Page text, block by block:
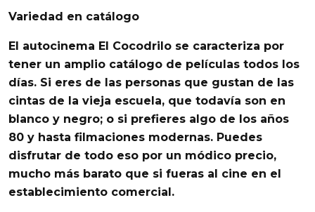
Variedad en catálogo
El autocinema El Cocodrilo se caracteriza por
tener un amplio catálogo de películas todos los
días. Si eres de las personas que gustan de las
cintas de la vieja escuela, que todavía son en
blanco y negro; o si prefieres algo de los años
80 y hasta filmaciones modernas. Puedes
disfrutar de todo eso por un módico precio,
mucho más barato que si fueras al cine en el
establecimiento comercial.